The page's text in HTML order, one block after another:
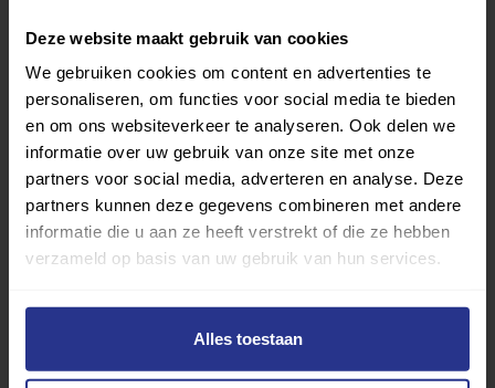
Deze website maakt gebruik van cookies
We gebruiken cookies om content en advertenties te
personaliseren, om functies voor social media te bieden
en om ons websiteverkeer te analyseren. Ook delen we
informatie over uw gebruik van onze site met onze
partners voor social media, adverteren en analyse. Deze
partners kunnen deze gegevens combineren met andere
informatie die u aan ze heeft verstrekt of die ze hebben
verzameld op basis van uw gebruik van hun services.
Alles toestaan
ondersteuning
Samen genieten van de Veluwe tijdens prikkelarme